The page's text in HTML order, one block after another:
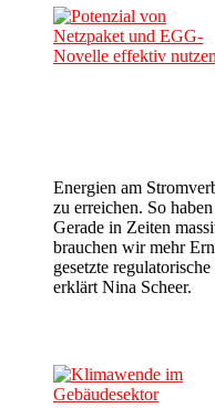
Energien am
zu erreichen. So
Gerade in Zeiten
brauchen wir mehr
gesetzte
erklärt Nina Scheer.